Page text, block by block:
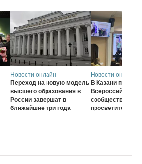
Новости онлайн
Переход на новую модель
высшего образования в
России завершат в
ближайшие три года
Новости онлайн
В Казани
Всероссийского
сообщества
просветителей